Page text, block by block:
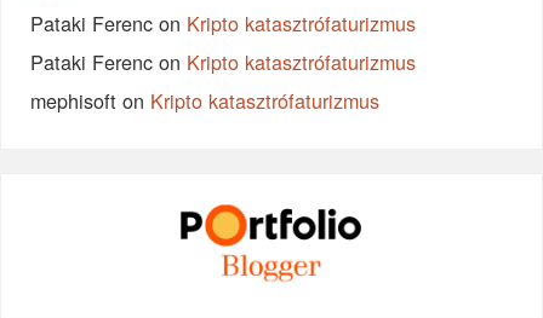
Pataki Ferenc on Kripto katasztrófaturizmus
Pataki Ferenc on Kripto katasztrófaturizmus
mephisoft on Kripto katasztrófaturizmus